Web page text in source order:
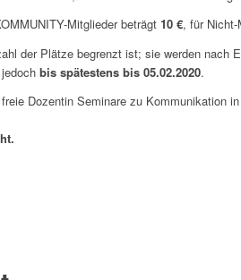
Mitglieder beträgt 10 €, für
der Plätze begrenzt ist; sie werden nach
bis spätestens bis 05.02.2020.
Dozentin Seminare zu Kommunikation